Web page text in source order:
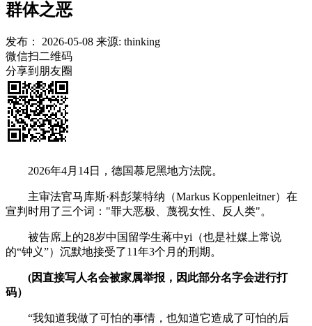
群体之恶
发布： 2026-05-08 来源: thinking
微信扫二维码
分享到朋友圈
2026年4月14日，德国慕尼黑地方法院。
主审法官马库斯·科彭莱特纳（Markus Koppenleitner）在
宣判时用了三个词："罪大恶极、蔑视女性、反人类"。
被告席上的28岁中国留学生蒋中yi（也是社媒上常说
的“钟义”）沉默地接受了11年3个月的刑期。
(因直接写人名会被家属举报，因此部分名字会进行打
码）
“我知道我做了可怕的事情，也知道它造成了可怕的后